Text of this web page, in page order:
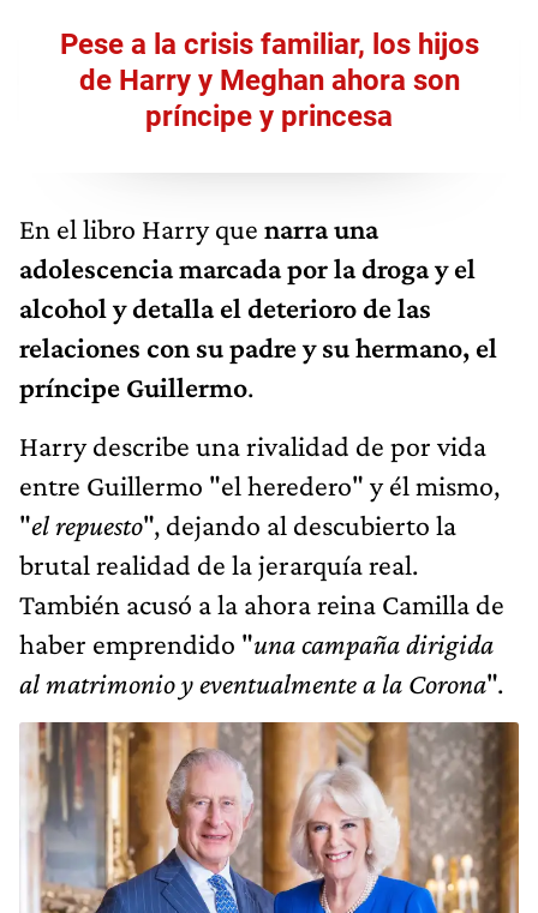
Pese a la crisis familiar, los hijos
de Harry y Meghan ahora son
príncipe y princesa
En el libro Harry que narra una
adolescencia marcada por la droga y el
alcohol y detalla el deterioro de las
relaciones con su padre y su hermano, el
príncipe Guillermo.
Harry describe una rivalidad de por vida
entre Guillermo "el heredero" y él mismo,
"el repuesto", dejando al descubierto la
brutal realidad de la jerarquía real.
También acusó a la ahora reina Camilla de
haber emprendido "una campaña dirigida
al matrimonio y eventualmente a la Corona".